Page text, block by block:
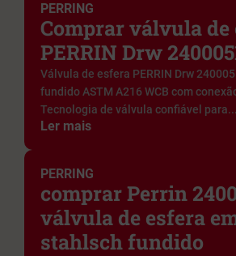
PERRING
Comprar válvula de
PERRIN Drw
Válvula de esfera PERRIN Drw
fundido ASTM A216 WCB com
Tecnologia de válvula confiável para...
Ler mais
PERRING
comprar Perrin
válvula de esfera
stahlsch fundido